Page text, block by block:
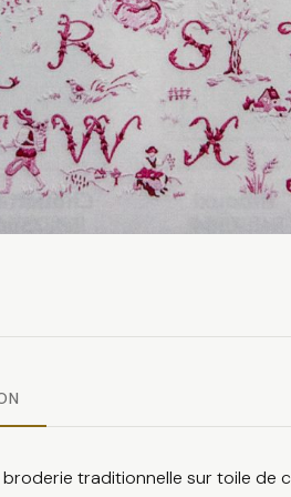
traditionnelle sur toile de